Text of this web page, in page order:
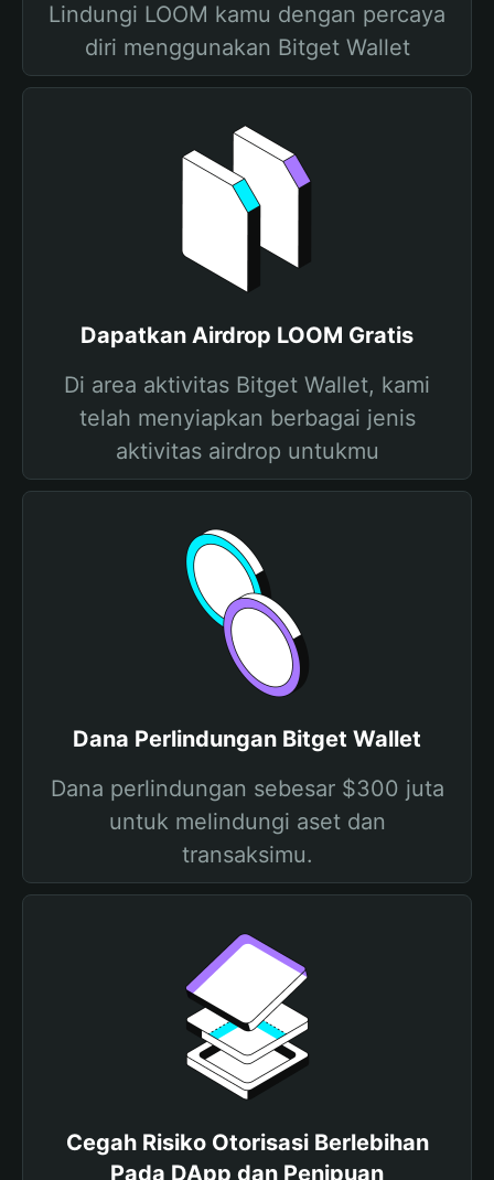
Lindungi LOOM kamu dengan percaya
diri menggunakan Bitget Wallet
Dapatkan Airdrop LOOM Gratis
Di area aktivitas Bitget Wallet, kami
telah menyiapkan berbagai jenis
aktivitas airdrop untukmu
Dana Perlindungan Bitget Wallet
Dana perlindungan sebesar $300 juta
untuk melindungi aset dan
transaksimu.
Cegah Risiko Otorisasi Berlebihan
Pada DApp dan Penipuan